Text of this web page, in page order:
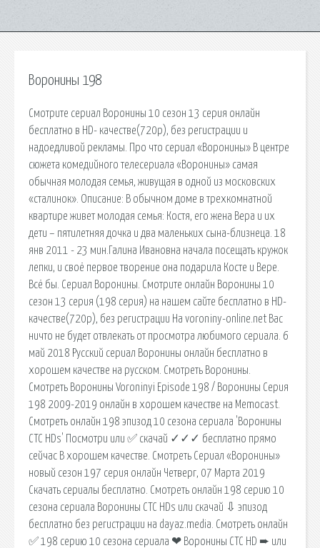
Воронины 198
Смотрите сериал Воронины 10 сезон 13 серия онлайн
бесплатно в HD- качестве(720p), без регистрации и
надоедливой рекламы. Про что сериал «Воронины» В центре
сюжета комедийного телесериала «Воронины» самая
обычная молодая семья, живущая в одной из московских
«сталинок». Описание: В обычном доме в трехкомнатной
квартире живет молодая семья: Костя, его жена Вера и их
дети – пятилетняя дочка и два маленьких сына-близнеца. 18
янв 2011 - 23 мин.Галина Ивановна начала посещать кружок
лепки, и своё первое творение она подарила Косте и Вере.
Всё бы. Сериал Воронины. Смотрите онлайн Воронины 10
сезон 13 серия (198 серия) на нашем сайте бесплатно в HD-
качестве(720p), без регистрации На voroniny-online.net Вас
ничто не будет отвлекать от просмотра любимого сериала. 6
май 2018 Русский сериал Воронины онлайн бесплатно в
хорошем качестве на русском. Смотреть Воронины.
Смотреть Воронины Voroninyi Episode 198 / Воронины Серия
198 2009-2019 онлайн в хорошем качестве на Memocast.
Смотреть онлайн 198 эпизод 10 сезона сериала 'Воронины
СТС HDs' Посмотри или ✅ скачай ✓✓✓ бесплатно прямо
сейчас В хорошем качестве. Смотреть Сериал «Воронины»
новый сезон 197 серия онлайн Четверг, 07 Марта 2019
Скачать сериалы бесплатно. Смотреть онлайн 198 серию 10
сезона сериала Воронины СТС HDs или скачай ⇩ эпизод
бесплатно без регистрации на dayaz.media. Смотреть онлайн
✅ 198 серию 10 сезона сериала ❤ Воронины СТС HD ➨ или